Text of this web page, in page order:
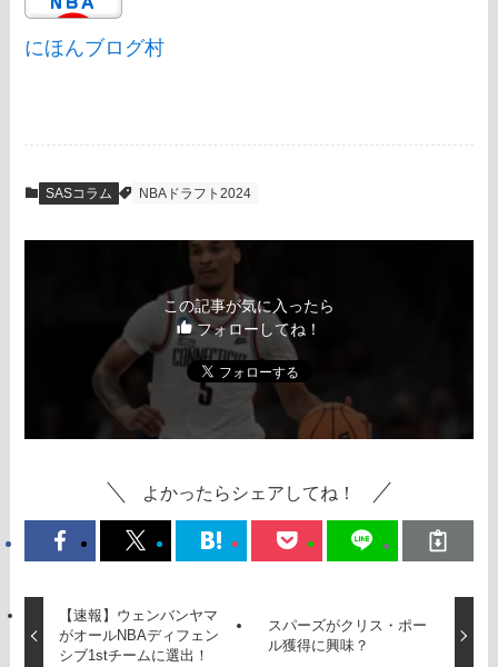
にほんブログ村
SASコラム NBAドラフト2024
この記事が気に入ったら
フォローしてね！
よかったらシェアしてね！
【速報】ウェンバンヤマ
がオールNBAディフェン
シブ1stチームに選出！
スパーズがクリス・ポー
ル獲得に興味？